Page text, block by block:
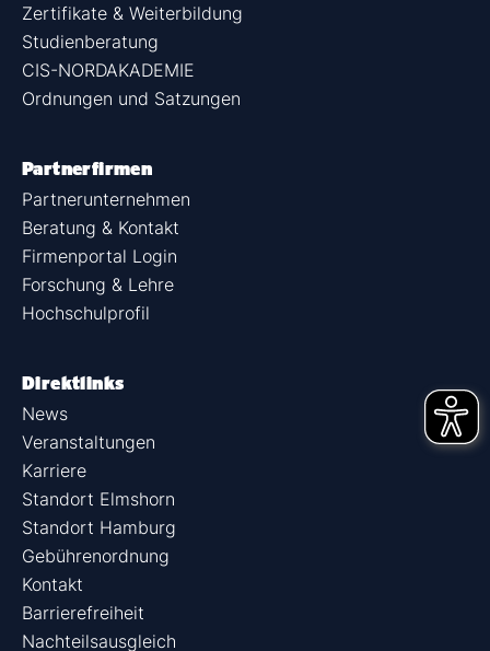
Zertifikate & Weiterbildung
Studienberatung
CIS-NORDAKADEMIE
Ordnungen und Satzungen
Partnerfirmen
Partnerunternehmen
Beratung & Kontakt
Firmenportal Login
Forschung & Lehre
Hochschulprofil
Direktlinks
News
Veranstaltungen
Karriere
Standort Elmshorn
Standort Hamburg
Gebührenordnung
Kontakt
Barrierefreiheit
Nachteilsausgleich